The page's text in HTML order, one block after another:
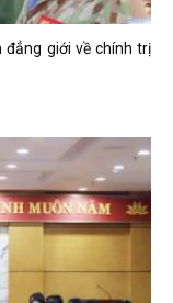
giới về chính trị